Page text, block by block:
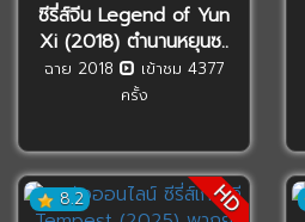
ซีรี่ส์จีน Legend of Yun
Xi (2018) ตำนานหยุนซ..
ฉาย 2018
เข้าชม 4377
ครั้ง
8.2 HD